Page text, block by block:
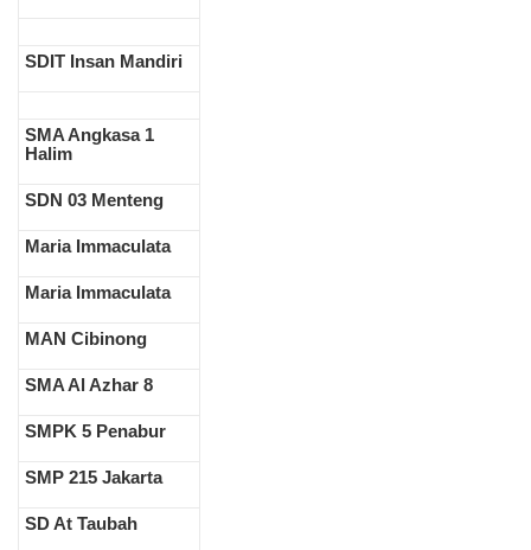
SDIT Insan Mandiri
SMA Angkasa 1
Halim
SDN 03 Menteng
Maria Immaculata
Maria Immaculata
MAN Cibinong
SMA Al Azhar 8
SMPK 5 Penabur
SMP 215 Jakarta
SD At Taubah